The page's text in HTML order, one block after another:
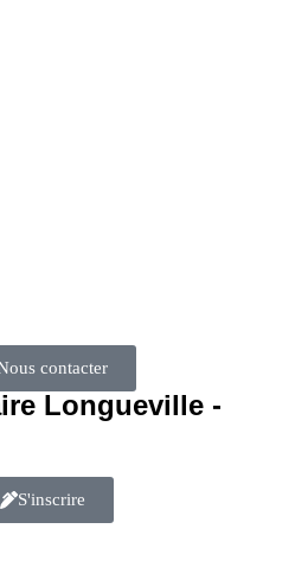
contacter
Longueville -
S'inscrire